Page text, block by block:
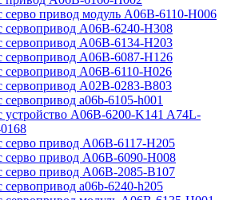
серво привод модуль A06B-6110-H006
сервопривод A06B-6240-H308
сервопривод A06B-6134-H203
сервопривод A06B-6087-H126
сервопривод A06B-6110-H026
сервопривод A02B-0283-B803
сервопривод a06b-6105-h001
устройство A06B-6200-K141 A74L-
серво привод A06B-6117-H205
серво привод A06B-6090-H008
серво привод A06B-2085-B107
сервопривод a06b-6240-h205